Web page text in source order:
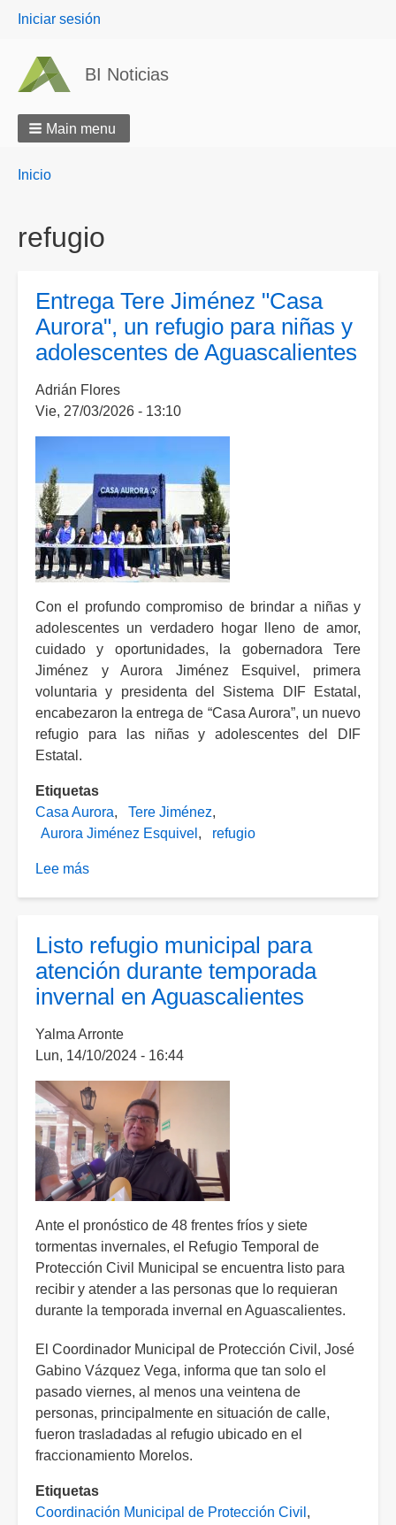
User
Iniciar sesión
BI Noticias
Main menu
Breadcrumbs
You
Inicio
refugio
Entrega Tere Jiménez "Casa
Aurora", un refugio para niñas y
adolescentes de Aguascalientes
Adrián Flores
Vie, 27/03/2026 - 13:10
Con el profundo compromiso de brindar a niñas y
adolescentes un verdadero hogar lleno de amor,
cuidado y oportunidades, la gobernadora Tere
Jiménez y Aurora Jiménez Esquivel, primera
voluntaria y presidenta del Sistema DIF Estatal,
encabezaron la entrega de “Casa Aurora”, un nuevo
refugio para las niñas y adolescentes del DIF
Estatal.
Etiquetas
Casa Aurora
Tere Jiménez
Aurora Jiménez Esquivel
refugio
Lee más
"Casa
Aurora",
un
para
niñas
y
adolescentes
de
Aguascalientes
Listo refugio municipal para
atención durante temporada
invernal en Aguascalientes
Yalma Arronte
Lun, 14/10/2024 - 16:44
Ante el pronóstico de 48 frentes fríos y siete
tormentas invernales, el Refugio Temporal de
Protección Civil Municipal se encuentra listo para
recibir y atender a las personas que lo requieran
durante la temporada invernal en Aguascalientes.
El Coordinador Municipal de Protección Civil, José
Gabino Vázquez Vega, informa que tan solo el
pasado viernes, al menos una veintena de
personas, principalmente en situación de calle,
fueron trasladadas al refugio ubicado en el
fraccionamiento Morelos.
Etiquetas
Coordinación Municipal de Protección Civil